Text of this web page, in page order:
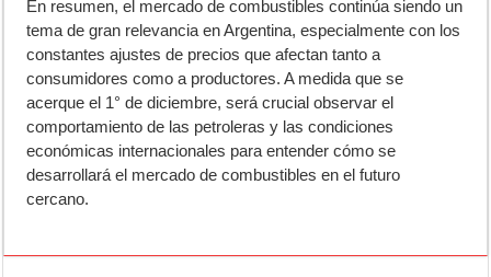
En resumen, el mercado de combustibles continúa siendo un
tema de gran relevancia en Argentina, especialmente con los
constantes ajustes de precios que afectan tanto a
consumidores como a productores. A medida que se
acerque el 1° de diciembre, será crucial observar el
comportamiento de las petroleras y las condiciones
económicas internacionales para entender cómo se
desarrollará el mercado de combustibles en el futuro
cercano.